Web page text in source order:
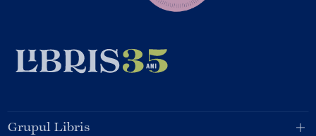
Grupul Libris